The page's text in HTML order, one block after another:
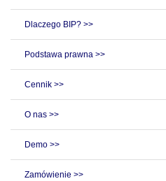
Dlaczego BIP? >>
Podstawa prawna >>
Cennik >>
O nas >>
Demo >>
Zamówienie >>